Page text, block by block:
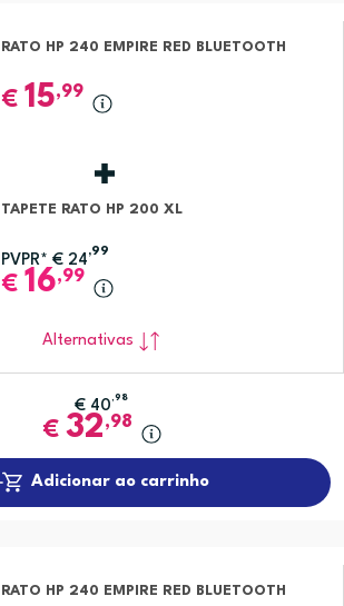
RATO HP 240 EMPIRE RED BLUETOOTH
€ 15,99
TAPETE RATO HP 200 XL
PVPR* € 24
,99
€ 16,99
Alternativas
€ 40,98
€ 32,98
Adicionar ao carrinho
RATO HP 240 EMPIRE RED BLUETOOTH